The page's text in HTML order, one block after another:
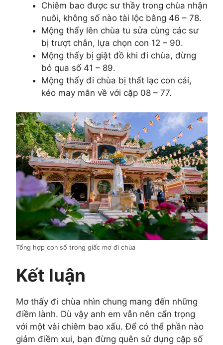
Chiêm bao được sư thầy trong chùa nhận
nuôi, không số nào tài lộc bằng 46 – 78.
Mộng thấy lên chùa tu sửa cùng các sư
bị trượt chân, lựa chọn con 12 – 90.
Mộng thấy bị giật đồ khi đi chùa, đừng
bỏ qua số 41 – 89.
Mộng thấy đi chùa bị thất lạc con cái,
kéo may mắn về với cặp 08 – 77.
Tổng hợp con số trong giấc mơ đi chùa
Kết luận
Mơ thấy đi chùa nhìn chung mang đến những
điềm lành. Dù vậy anh em vẫn nên cẩn trọng
với một vài chiêm bao xấu. Để có thể phần nào
giảm điềm xui, bạn đừng quên sử dụng cặp số